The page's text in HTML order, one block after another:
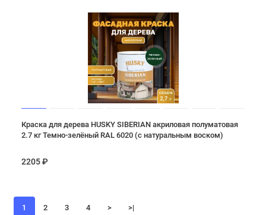
Краска для дерева HUSKY SIBERIAN акриловая полуматовая
2.7 кг Темно-зелёный RAL 6020 (с натуральным воском)
2205 ₽
1 2 3 4 > >|